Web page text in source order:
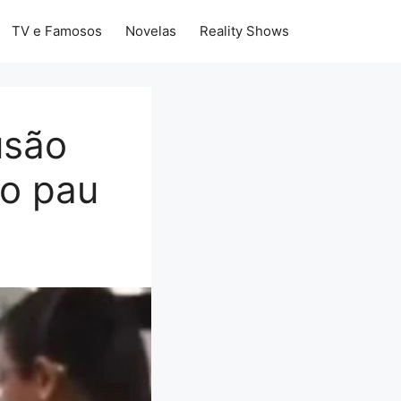
TV e Famosos Novelas Reality Shows
pau